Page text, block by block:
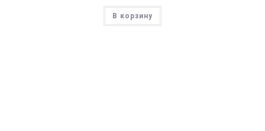
В корзину